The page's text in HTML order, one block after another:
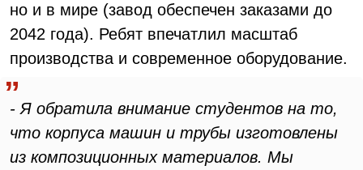
но и в мире (завод обеспечен заказами до
2042 года). Ребят впечатлил масштаб
производства и современное оборудование.
- Я обратила внимание студентов на то,
что корпуса машин и трубы изготовлены
из композиционных материалов. Мы